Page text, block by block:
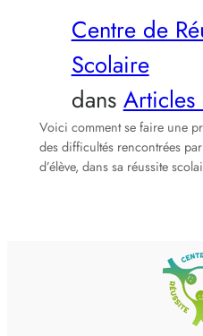
Centre de
Scolaire
dans Articles
Voici comment se faire une
des difficultés rencontrées
d’élève, dans sa réussite